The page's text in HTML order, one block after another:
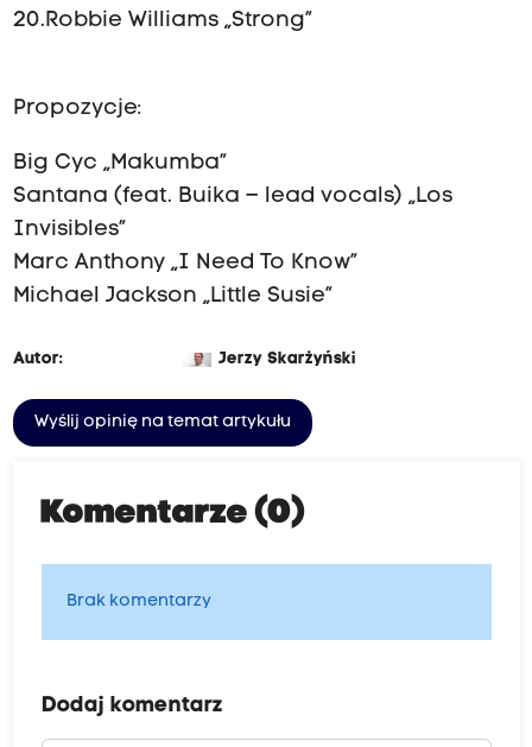
20.Robbie Williams „Strong”
Propozycje:
Big Cyc „Makumba”
Santana (feat. Buika – lead vocals) „Los
Invisibles”
Marc Anthony „I Need To Know”
Michael Jackson „Little Susie”
Autor: Jerzy Skarżyński
Wyślij opinię na temat artykułu
Komentarze (0)
Brak komentarzy
Dodaj komentarz